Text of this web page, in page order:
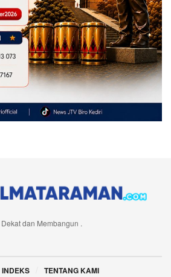
dan Membangun .
INDEKS TENTANG KAMI